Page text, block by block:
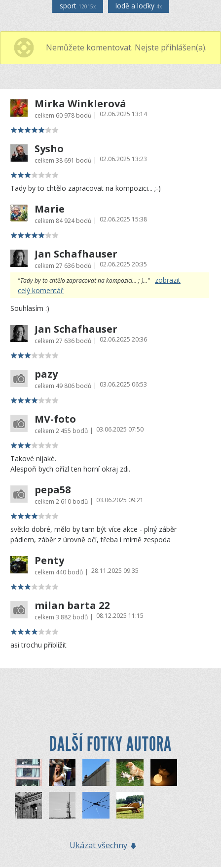
sport 12015x lodě a loďky 4x
Nemůžete komentovat. Nejste přihlášen(a).
Mirka Winklerová
celkem 60 978 bodů | 02.06.2025 13:14
Sysho
celkem 38 691 bodů | 02.06.2025 13:23
Tady by to chtělo zapracovat na kompozici... ;-)
Marie
celkem 84 924 bodů | 02.06.2025 15:38
Jan Schafhauser
celkem 27 636 bodů | 02.06.2025 20:35
"Tady by to chtělo zapracovat na kompozici... ;-)..." - zobrazit
celý komentář
Souhlasím :)
Jan Schafhauser
celkem 27 636 bodů | 02.06.2025 20:36
pazy
celkem 49 806 bodů | 03.06.2025 06:53
MV-foto
celkem 2 455 bodů | 03.06.2025 07:50
Takové nijaké.
Alespoň bych ořízl ten horní okraj zdi.
pepa58
celkem 2 610 bodů | 03.06.2025 09:21
světlo dobré, mělo by tam být více akce - plný záběr
pádlem, záběr z úrovně očí, třeba i mírně zespoda
Penty
celkem 440 bodů | 28.11.2025 09:35
milan barta 22
celkem 3 882 bodů | 08.12.2025 11:15
asi trochu přiblížit
DALŠÍ FOTKY AUTORA
Ukázat všechny